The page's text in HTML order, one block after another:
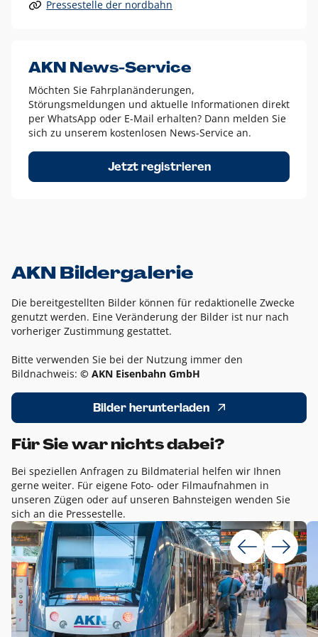
Alle anderen Logo-Varianten dürfen nur in Ausnahmefällen
Diese Ausnahmen sind zum Beispiel:
dem AKN Blau,
weißes Logo auf Fotohintergründen,
schwarzes Logo für reine Schwarz-Weiß-Umsetzungen
Um das Logo herum muss ein Schutzraum von jeweils einer
Höhe bzw. Breite des N aus AKN in alle Richtungen
Pressestelle der nordbahn
AKN News-Service
Möchten Sie Fahrplanänderungen,
Störungsmeldungen und aktuelle Informationen direkt
per WhatsApp oder E-Mail erhalten? Dann melden Sie
sich zu unserem kostenlosen News-Service an.
Jetzt registrieren
AKN Bildergalerie
Die bereitgestellten Bilder können für redaktionelle Zwecke
genutzt werden. Eine Veränderung der Bilder ist nur nach
vorheriger Zustimmung gestattet.
Bitte verwenden Sie bei der Nutzung immer den
Bildnachweis: © AKN Eisenbahn GmbH
Bilder herunterladen
Für Sie war nichts dabei?
Bei speziellen Anfragen zu Bildmaterial helfen wir Ihnen
gerne weiter. Für eigene Foto- oder Filmaufnahmen in
unseren Zügen oder auf unseren Bahnsteigen wenden Sie
sich an die Pressestelle.